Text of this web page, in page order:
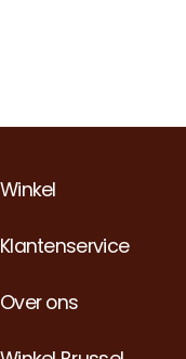
Winkel
Klantenservice
Over ons